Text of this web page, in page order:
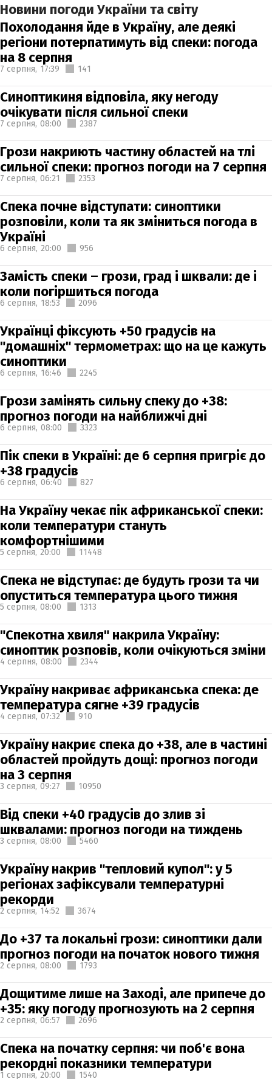
Новини погоди України та світу
Похолодання йде в Україну, але деякі
регіони потерпатимуть від спеки: погода
на 8 серпня
7 серпня, 17:39 141
Синоптикиня відповіла, яку негоду
очікувати після сильної спеки
7 серпня, 08:00 2387
Грози накриють частину областей на тлі
сильної спеки: прогноз погоди на 7 серпня
7 серпня, 06:21 2353
Спека почне відступати: синоптики
розповіли, коли та як зміниться погода в
Україні
6 серпня, 20:00 956
Замість спеки – грози, град і шквали: де і
коли погіршиться погода
6 серпня, 18:53 2096
Українці фіксують +50 градусів на
"домашніх" термометрах: що на це кажуть
синоптики
6 серпня, 16:46 2245
Грози замінять сильну спеку до +38:
прогноз погоди на найближчі дні
6 серпня, 08:00 3323
Пік спеки в Україні: де 6 серпня пригріє до
+38 градусів
6 серпня, 06:40 827
На Україну чекає пік африканської спеки:
коли температури стануть
комфортнішими
5 серпня, 20:00 11448
Спека не відступає: де будуть грози та чи
опуститься температура цього тижня
5 серпня, 08:00 1313
"Спекотна хвиля" накрила Україну:
синоптик розповів, коли очікуються зміни
4 серпня, 08:00 2344
Україну накриває африканська спека: де
температура сягне +39 градусів
4 серпня, 07:32 910
Україну накриє спека до +38, але в частині
областей пройдуть дощі: прогноз погоди
на 3 серпня
3 серпня, 09:27 10950
Від спеки +40 градусів до злив зі
шквалами: прогноз погоди на тиждень
3 серпня, 08:00 5460
Україну накрив "тепловий купол": у 5
регіонах зафіксували температурні
рекорди
2 серпня, 14:52 3674
До +37 та локальні грози: синоптики дали
прогноз погоди на початок нового тижня
2 серпня, 08:00 1793
Дощитиме лише на Заході, але припече до
+35: яку погоду прогнозують на 2 серпня
2 серпня, 06:57 2696
Спека на початку серпня: чи поб'є вона
рекордні показники температури
1 серпня, 20:00 1540